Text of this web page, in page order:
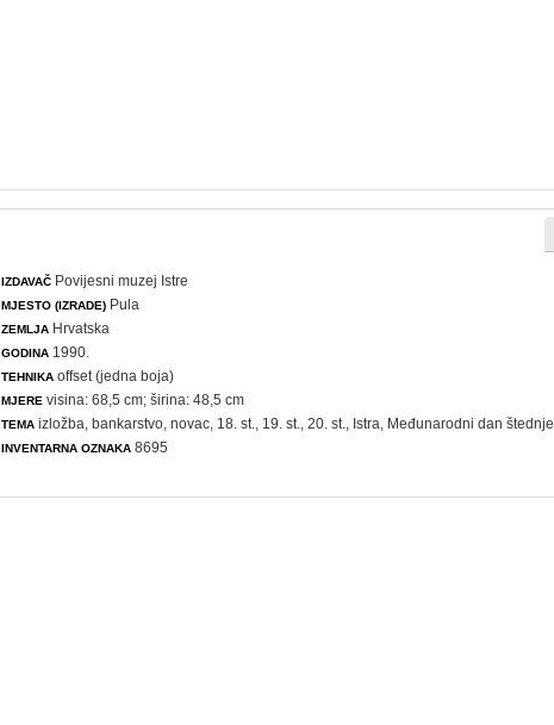
IZDAVAČ Povijesni muzej Istre
MJESTO (IZRADE) Pula
ZEMLJA Hrvatska
GODINA 1990.
TEHNIKA offset (jedna boja)
MJERE visina: 68,5 cm; širina: 48,5 cm
TEMA izložba ,bankarstvo ,novac , 18. st., 19. st., 20. st., Istra, Međunarodni dan štednje
INVENTARNA OZNAKA 8695